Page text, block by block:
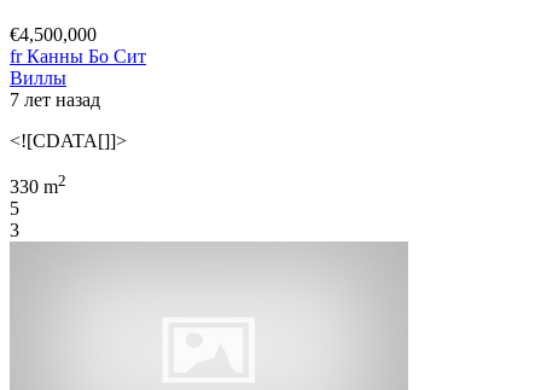
€4,500,000
fr Канны Бо Сит
Виллы
7 лет назад
<![CDATA[]]>
330 m2
5
3